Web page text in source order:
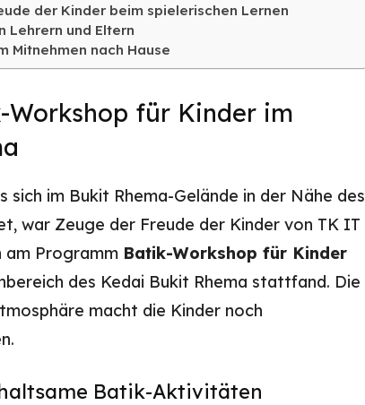
der Kinder beim spielerischen Lernen
Lehrern und Eltern
Mitnehmen nach Hause
Workshop für Kinder im
sich im Bukit Rhema-Gelände in der Nähe des
war Zeuge der Freude der Kinder von TK IT
am Programm Batik-Workshop für Kinder
des Kedai Bukit Rhema stattfand. Die
macht die Kinder noch
Batik-Aktivitäten